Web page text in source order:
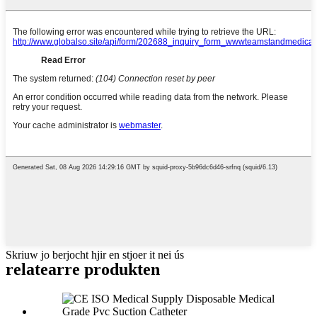
Skriuw jo berjocht hjir en stjoer it nei ús
relatearre produkten